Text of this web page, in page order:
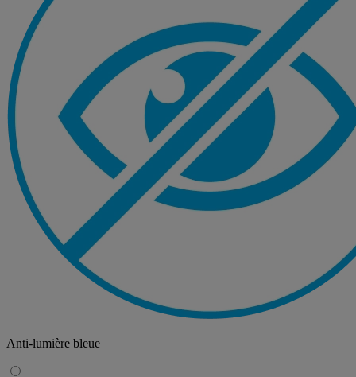
Anti-lumière bleue